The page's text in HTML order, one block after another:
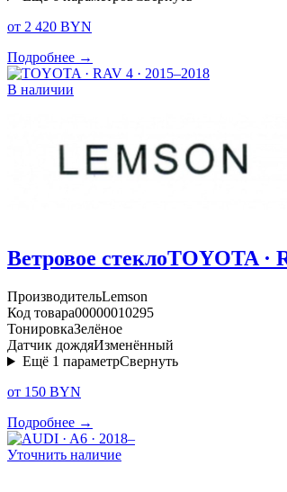
от 2 420 BYN
Подробнее →
В наличии
Ветровое стеклоTOYOTA ·
ПроизводительLemson
Код товара00000010295
ТонировкаЗелёное
Датчик дождяИзменённый
Ещё 1 параметрСвернуть
от 150 BYN
Подробнее →
Уточнить наличие